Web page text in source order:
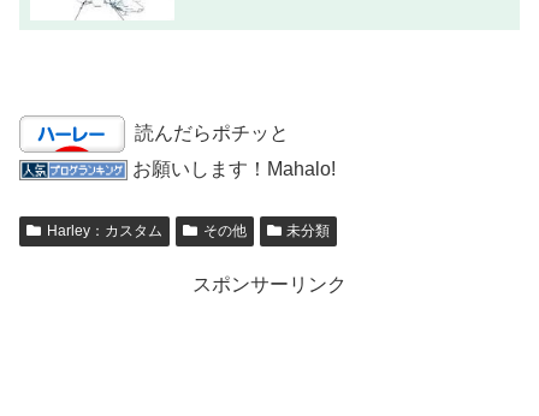
読んだらポチッと
お願いします！Mahalo!
Harley：カスタム その他 未分類
スポンサーリンク